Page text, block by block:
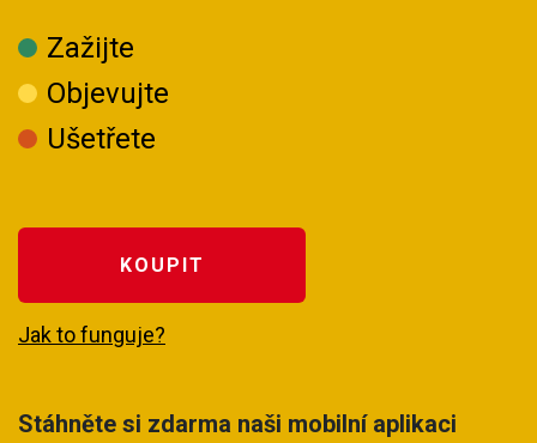
Zažijte
Objevujte
Ušetřete
KOUPIT
Jak to funguje?
Stáhněte si zdarma naši mobilní aplikaci